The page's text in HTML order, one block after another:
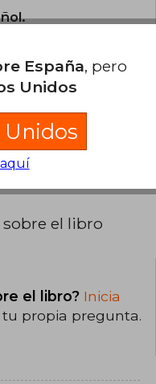
de este libro?
es Tapa
el libro
el libro? Inicia
propia pregunta.
España, pero
Unidos
Unidos